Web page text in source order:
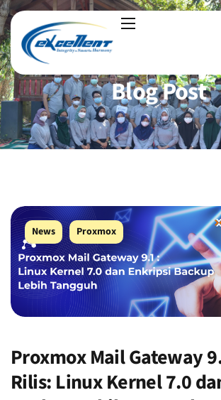
Blog Post
News Proxmox
Proxmox Mail Gateway
Rilis: Linux Kernel 7.0